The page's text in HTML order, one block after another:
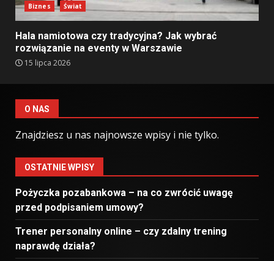
Biznes Świat
Hala namiotowa czy tradycyjna? Jak wybrać
rozwiązanie na eventy w Warszawie
15 lipca 2026
O NAS
Znajdziesz u nas najnowsze wpisy i nie tylko.
OSTATNIE WPISY
Pożyczka pozabankowa – na co zwrócić uwagę
przed podpisaniem umowy?
Trener personalny online – czy zdalny trening
naprawdę działa?